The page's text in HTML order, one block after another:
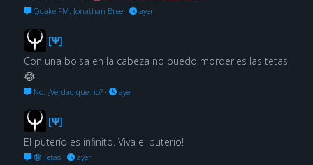
Quake FM: Jonathan Bree· ayer
[Ψ]
Con una bolsa en la cabeza no puedo morderles las tetas
😂
No. ¿Verdad que no?· ayer
[Ψ]
El puterío es infinito. Viva el puterío!
🔞 Tetas· ayer